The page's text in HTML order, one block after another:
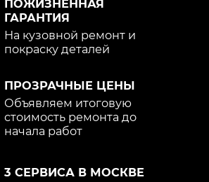
ПОЖИЗНЕННАЯ
ГАРАНТИЯ
На кузовной ремонт и
покраску деталей
ПРОЗРАЧНЫЕ ЦЕНЫ
Объявляем итоговую
стоимость ремонта до
начала работ
3 СЕРВИСА В МОСКВЕ